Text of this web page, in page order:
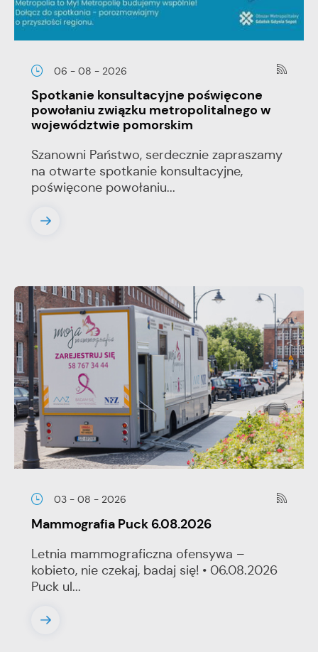
06 - 08 - 2026
Spotkanie konsultacyjne poświęcone
powołaniu związku metropolitalnego w
województwie pomorskim
Szanowni Państwo, serdecznie zapraszamy
na otwarte spotkanie konsultacyjne,
poświęcone powołaniu...
03 - 08 - 2026
Mammografia Puck 6.08.2026
Letnia mammograficzna ofensywa –
kobieto, nie czekaj, badaj się! • 06.08.2026
Puck ul...